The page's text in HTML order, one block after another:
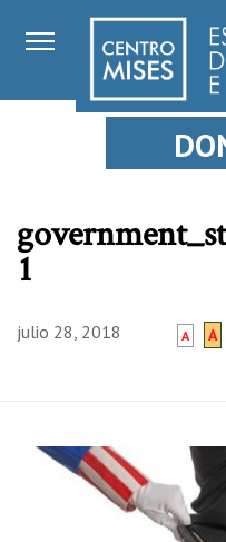
1
julio 28, 2018 A A